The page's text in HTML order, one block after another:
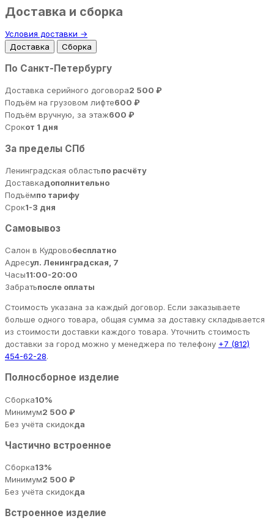
Доставка и сборка
Условия доставки →
Доставка
Сборка
По Санкт-Петербургу
Доставка серийного договора2 500 ₽
Подъём на грузовом лифте600 ₽
Подъём вручную, за этаж600 ₽
Срокот 1 дня
За пределы СПб
Ленинградская областьпо расчёту
Доставкадополнительно
Подъёмпо тарифу
Срок1-3 дня
Самовывоз
Салон в Кудровобесплатно
Адресул. Ленинградская, 7
Часы11:00-20:00
Забратьпосле оплаты
Стоимость указана за каждый договор. Если заказываете
больше одного товара, общая сумма за доставку складывается
из стоимости доставки каждого товара. Уточнить стоимость
доставки за город можно у менеджера по телефону +7 (812)
454-62-28.
Полносборное изделие
Сборка10%
Минимум2 500 ₽
Без учёта скидокда
Частично встроенное
Сборка13%
Минимум2 500 ₽
Без учёта скидокда
Встроенное изделие